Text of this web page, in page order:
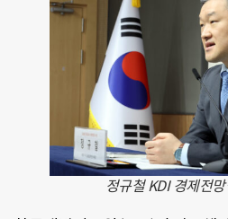
정규철 KDI 경제전